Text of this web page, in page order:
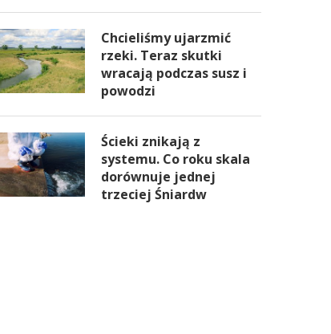
Chcieliśmy ujarzmić
rzeki. Teraz skutki
wracają podczas susz i
powodzi
Ścieki znikają z
systemu. Co roku skala
dorównuje jednej
trzeciej Śniardw